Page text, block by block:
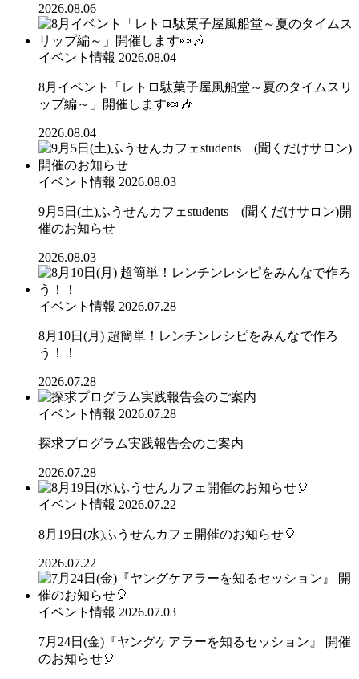
2026.08.06
イベント情報 2026.08.04
8月イベント「レトロ駄菓子屋風船堂～夏のタイムスリ
ップ編～」開催します🍬🎶
2026.08.04
イベント情報 2026.08.03
9月5日(土)ふうせんカフェstudents (聞くだけサロン)開
催のお知らせ
2026.08.03
イベント情報 2026.07.28
8月10日(月) 超簡単！レンチンレシピをみんなで作ろ
う！！
2026.07.28
イベント情報 2026.07.28
探求プログラム実践報告会のご案内
2026.07.28
イベント情報 2026.07.22
8月19日(水)ふうせんカフェ開催のお知らせ🎈
2026.07.22
イベント情報 2026.07.03
7月24日(金)『ヤングケアラーを知るセッション』 開催
のお知らせ🎈